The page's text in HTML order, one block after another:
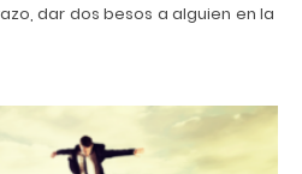
dar dos besos a alguien en la